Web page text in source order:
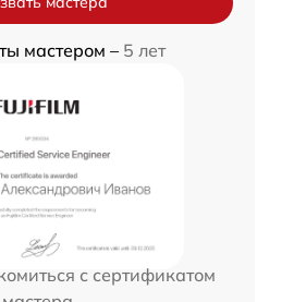
мастером – 5 лет
с сертификатом